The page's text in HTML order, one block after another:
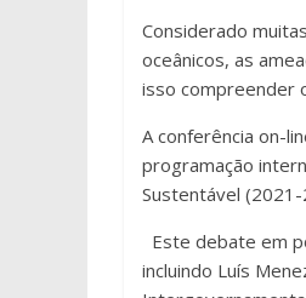
Considerado
oceânicos, as
isso compreender
A conferência on-
programação
Sustentável (2021-
Este debate em
incluindo Luís